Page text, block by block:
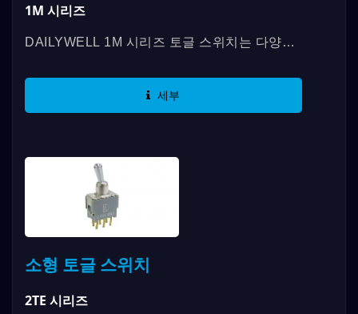
1M 시리즈
DAILYWELL 1M 시리즈 토글 스위치는 다양한
인증과 RoHS 규정을 준수하는 최대 5A의...
세부
소형 토글 스위치
2TE 시리즈